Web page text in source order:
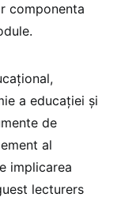
componenta
a educației și
de
al
implicarea
lecturers